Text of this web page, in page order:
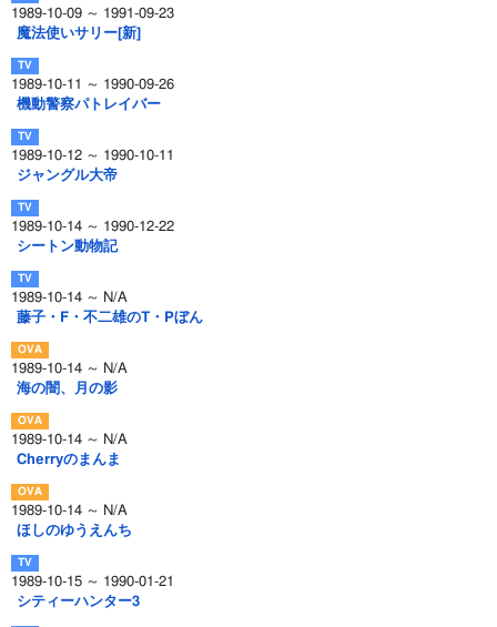
1989-10-09 ～ 1991-09-23
魔法使いサリー[新]
1989-10-11 ～ 1990-09-26
機動警察パトレイバー
1989-10-12 ～ 1990-10-11
ジャングル大帝
1989-10-14 ～ 1990-12-22
シートン動物記
1989-10-14 ～ N/A
藤子・F・不二雄のT・Pぼん
1989-10-14 ～ N/A
海の闇、月の影
1989-10-14 ～ N/A
Cherryのまんま
1989-10-14 ～ N/A
ほしのゆうえんち
1989-10-15 ～ 1990-01-21
シティーハンター3